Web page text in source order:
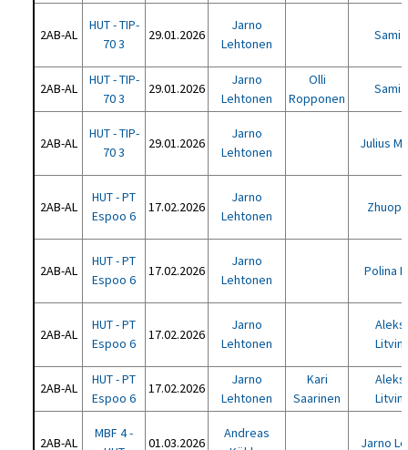
2AB-AL
HUT - TIP-
70 3
29.01.2026
Jarno
Lehtonen
Sami
2AB-AL
HUT - TIP-
70 3
29.01.2026
Jarno
Lehtonen
Olli
Ropponen
Sami
2AB-AL
HUT - TIP-
70 3
29.01.2026
Jarno
Lehtonen
Julius
2AB-AL
HUT - PT
Espoo 6
17.02.2026
Jarno
Lehtonen
2AB-AL
HUT - PT
Espoo 6
17.02.2026
Jarno
Lehtonen
Polina
2AB-AL
HUT - PT
Espoo 6
17.02.2026
Jarno
Lehtonen
2AB-AL
HUT - PT
Espoo 6
17.02.2026
Jarno
Lehtonen
Kari
Saarinen
2AB-AL
MBF 4 -
01.03.2026
Andreas
Jarno